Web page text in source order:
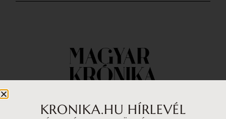
KRONIKA.HU HÍRLEVÉL